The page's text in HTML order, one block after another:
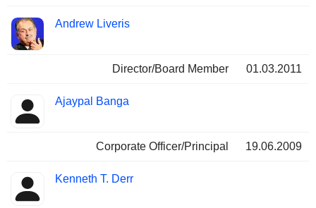
Andrew Liveris
Director/Board Member 01.03.2011
Ajaypal Banga
Corporate Officer/Principal 19.06.2009
Kenneth T. Derr